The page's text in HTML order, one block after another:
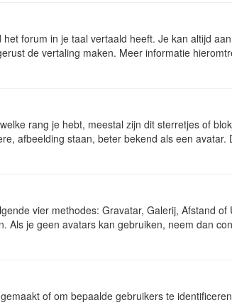
forum in je taal vertaald heeft. Je kan altijd
de vertaling maken. Meer informatie
rang je hebt, meestal zijn dit sterretjes of
afbeelding staan, beter bekend als een avatar.
vier methodes: Gravatar, Galerij, Afstand of
Als je geen avatars kan gebruiken, neem dan
of om bepaalde gebruikers te